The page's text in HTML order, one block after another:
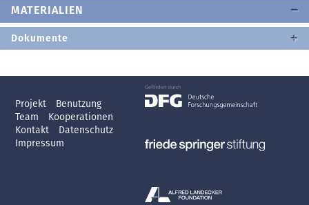
MATERIALIEN
Dokumente
Projekt
Benutzung
Team
Kooperationen
Kontakt
Datenschutz
Impressum